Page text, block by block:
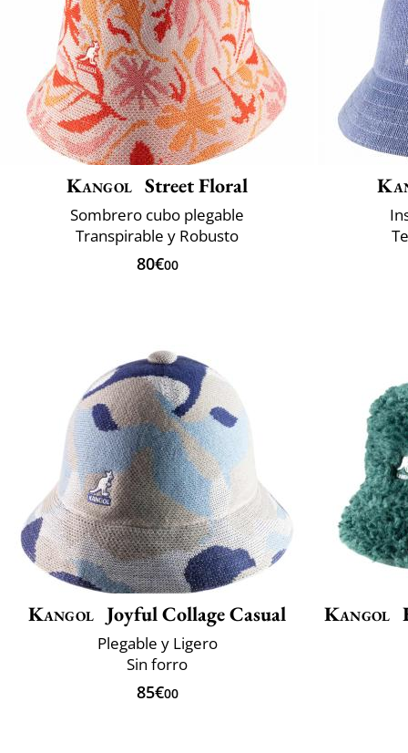
Kangol Street Floral
Sombrero cubo plegable
Transpirable y Robusto
80€00
Kangol Joyful Collage Casual
Plegable y Ligero
Sin forro
85€00
Kangol